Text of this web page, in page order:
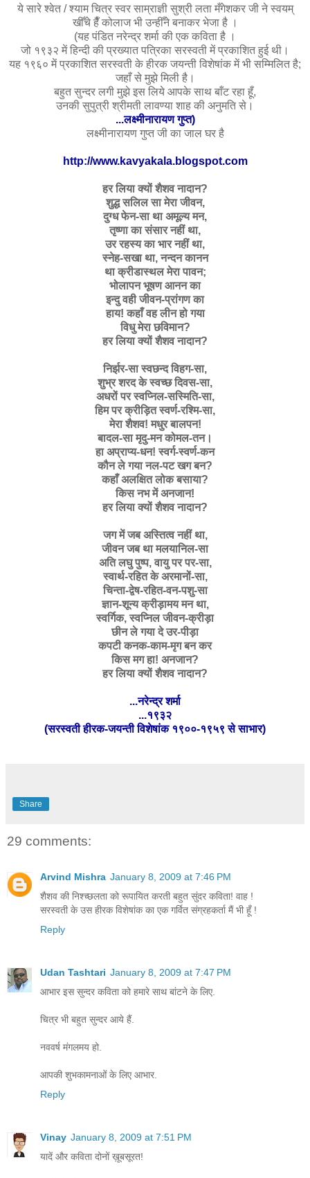
ये सारे श्वेत / श्याम चित्र स्वर साम्राज्ञी सुश्री लता मँगेशकर जी ने स्वयम्
खीँचे हैँ कोलाज भी उन्हीँने बनाकर भेजा है ।
(यह पंडित नरेन्द्र शर्मा की एक कविता है ।
जो १९३२ में हिन्दी की प्रख्यात पत्रिका सरस्वती में प्रकाशित हुई थी।
यह १९६० में प्रकाशित सरस्वती के हीरक जयन्ती विशेषांक में भी सम्मिलित है;
जहाँ से मुझे मिली है।
बहुत सुन्दर लगी मुझे इस लिये आपके साथ बाँट रहा हूँ,
उनकी सुपुत्री श्रीमती लावण्या शाह की अनुमति से।
...लक्ष्मीनारायण गुप्त)
लक्ष्मीनारायण गुप्त जी का जाल घर है
http://www.kavyakala.blogspot.com
हर लिया क्यों शैशव नादान?
शुद्ध सलिल सा मेरा जीवन,
दुग्ध फेन-सा था अमूल्य मन,
तृष्णा का संसार नहीं था,
उर रहस्य का भार नहीं था,
स्नेह-सखा था, नन्दन कानन
था क्रीडास्थल मेरा पावन;
भोलापन भूषण आनन का
इन्दु वही जीवन-प्रांगण का
हाय! कहाँ वह लीन हो गया
विधु मेरा छविमान?
हर लिया क्यों शैशव नादान?
निर्झर-सा स्वछन्द विहग-सा,
शुभ्र शरद के स्वच्छ दिवस-सा,
अधरों पर स्वप्निल-सस्मिति-सा,
हिम पर क्रीड़ित स्वर्ण-रश्मि-सा,
मेरा शैशव! मधुर बालपन!
बादल-सा मृदु-मन कोमल-तन।
हा अप्राप्य-धन! स्वर्ग-स्वर्ण-कन
कौन ले गया नल-पट खग बन?
कहाँ अलक्षित लोक बसाया?
किस नभ में अनजान!
हर लिया क्यों शैशव नादान?
जग में जब अस्तित्व नहीं था,
जीवन जब था मलयानिल-सा
अति लघु पुष्प, वायु पर पर-सा,
स्वार्थ-रहित के अरमानों-सा,
चिन्ता-द्वेष-रहित-वन-पशु-सा
ज्ञान-शून्य क्रीड़ामय मन था,
स्वर्गिक, स्वप्निल जीवन-क्रीड़ा
छीन ले गया दे उर-पीड़ा
कपटी कनक-काम-मृग बन कर
किस मग हा! अनजान?
हर लिया क्यों शैशव नादान?
...नरेन्द्र शर्मा
...१९३२
(सरस्वती हीरक-जयन्ती विशेषांक १९००-१९५९ से साभार)
Share
29 comments:
Arvind Mishra January 8, 2009 at 7:46 PM
शैशव की निश्च्छलता को रूपायित करती बहुत सुंदर कविता! वाह !
सरस्वती के उस हीरक विशेषांक का एक गर्वित संग्रहकर्ता मैं भी हूँ !
Reply
Udan Tashtari January 8, 2009 at 7:47 PM
आभार इस सुन्दर कविता को हमारे साथ बांटने के लिए.
चित्र भी बहुत सुन्दर आये हैं.
नववर्ष मंगलमय हो.
आपकी शुभकामनाओं के लिए आभार.
Reply
Vinay January 8, 2009 at 7:51 PM
यादें और कविता दोनों ख़ूबसूरत!